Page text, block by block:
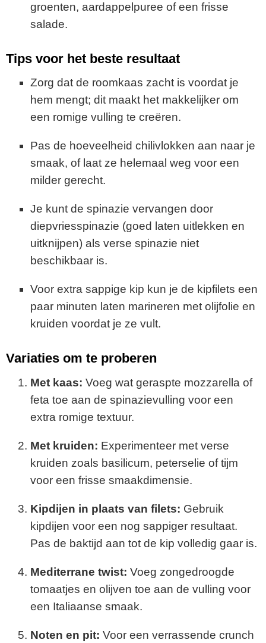
groenten, aardappelpuree of een frisse
salade.
Tips voor het beste resultaat
Zorg dat de roomkaas zacht is voordat je
hem mengt; dit maakt het makkelijker om
een romige vulling te creëren.
Pas de hoeveelheid chilivlokken aan naar je
smaak, of laat ze helemaal weg voor een
milder gerecht.
Je kunt de spinazie vervangen door
diepvriesspinazie (goed laten uitlekken en
uitknijpen) als verse spinazie niet
beschikbaar is.
Voor extra sappige kip kun je de kipfilets een
paar minuten laten marineren met olijfolie en
kruiden voordat je ze vult.
Variaties om te proberen
Met kaas: Voeg wat geraspte mozzarella of
feta toe aan de spinazievulling voor een
extra romige textuur.
Met kruiden: Experimenteer met verse
kruiden zoals basilicum, peterselie of tijm
voor een frisse smaakdimensie.
Kipdijen in plaats van filets: Gebruik
kipdijen voor een nog sappiger resultaat.
Pas de baktijd aan tot de kip volledig gaar is.
Mediterrane twist: Voeg zongedroogde
tomaatjes en olijven toe aan de vulling voor
een Italiaanse smaak.
Noten en pit: Voor een verrassende crunch